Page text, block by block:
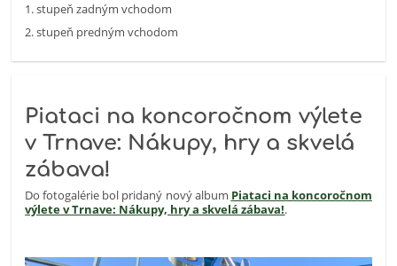
1. stupeň zadným vchodom
2. stupeň predným vchodom
Piataci na koncoročnom výlete
v Trnave: Nákupy, hry a skvelá
zábava!
Do fotogalérie bol pridaný nový album Piataci na koncoročnom
výlete v Trnave: Nákupy, hry a skvelá zábava!.